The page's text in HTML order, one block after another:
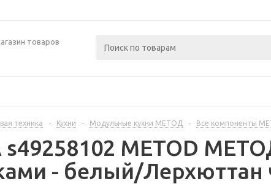
товаров
техника - Кухни - Модульные кухни МЕТОД - Все компоненты
s49258102 METOD
- белый/Лерхюттан